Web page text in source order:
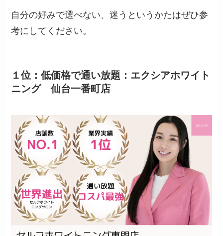
自分の好みで選べない、迷うというかたはぜひ参
考にしてください。
１位：低価格で通い放題：エクシアホワイト
ニング 仙台一番町店